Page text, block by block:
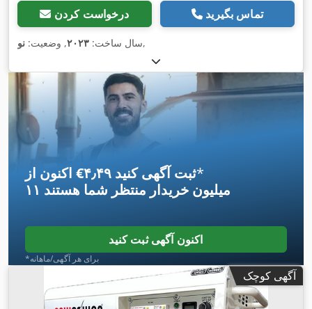
درخواست کردن تماس بگیرید
سال ساخت: ۲۰۲۳, وضعیت: نو ,
اکنون از ‎€۴٫۴۹ ثبت آگهی کنید*
۱۱ میلیون خریدار منتظر شما هستند
اکنون آگهی ثبت کنید
*برای هر آگهی/ماهانه
آگهی کوچک